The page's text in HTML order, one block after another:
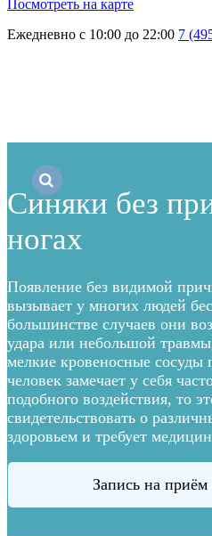
Посмотреть на карте
Ежедневно с 10:00 до 22:00 7
Главная →
Синяки без
ногах
Появление без видимой
вызывает у многих людей
большинстве случаев они
удара или небольшой
мелкие кровеносные сосуды
человек замечает у себя
подобного воздействия, то
свидетельствовать о
здоровьем и требует
Запись на приём